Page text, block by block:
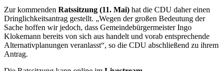
Zur kommenden Ratssitzung (11. Mai) hat die CDU daher einen
Dringlichkeitsantrag gestellt. „Wegen der großen Bedeutung der
Sache hoffen wir jedoch, dass Gemeindebürgermeister Ingo
Klokemann bereits von sich aus handelt und vorab entsprechende
Alternativplanungen veranlasst“, so die CDU abschließend zu ihrem
Antrag.